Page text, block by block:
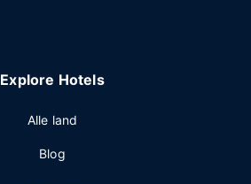
Explore Hotels
Alle land
Blog